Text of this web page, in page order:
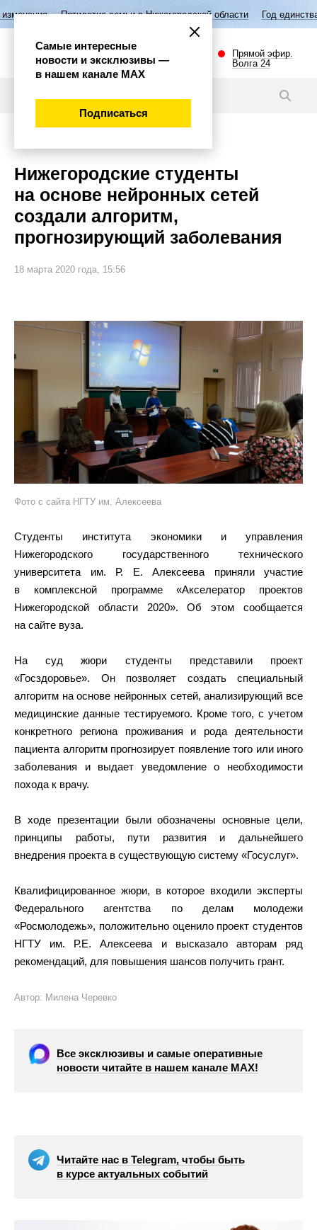
Пятилетие семьи в Нижегородской области Год единства народов
Прямой эфир.
Волга 24
Нижегородские студенты
на основе нейронных сетей
создали алгоритм,
прогнозирующий заболевания
18 марта 2020 года, 15:56
Фото с сайта НГТУ им. Алексеева
Студенты института экономики и управления
Нижегородского государственного технического
университета им. Р. Е. Алексеева приняли участие
в комплексной программе «Акселератор проектов
Нижегородской области 2020». Об этом сообщается
на сайте вуза.
На суд жюри студенты представили проект
«Госздоровье». Он позволяет создать специальный
алгоритм на основе нейронных сетей, анализирующий все
медицинские данные тестируемого. Кроме того, с учетом
конкретного региона проживания и рода деятельности
пациента алгоритм прогнозирует появление того или иного
заболевания и выдает уведомление о необходимости
похода к врачу.
В ходе презентации были обозначены основные цели,
принципы работы, пути развития и дальнейшего
внедрения проекта в существующую систему «Госуслуг».
Квалифицированное жюри, в которое входили эксперты
Федерального агентства по делам молодежи
«Росмолодежь», положительно оценило проект студентов
НГТУ им. Р.Е. Алексеева и высказало авторам ряд
рекомендаций, для повышения шансов получить грант.
Автор: Милена Черевко
Все эксклюзивы и самые оперативные
новости читайте в нашем канале МАХ!
Читайте нас в Telegram, чтобы быть
в курсе актуальных событий
Самые интересные
новости и эксклюзивы —
в нашем канале МАХ
Подписаться